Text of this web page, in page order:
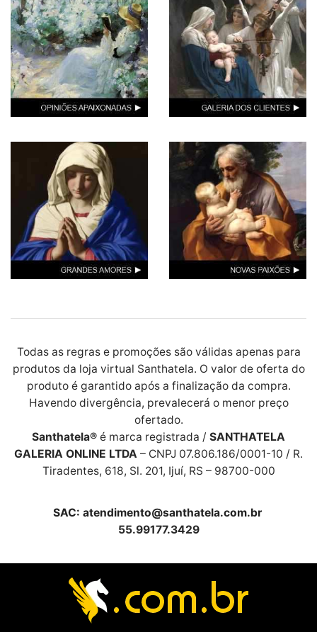
Todas as regras e promoções são válidas apenas para
produtos da loja virtual Santhatela. O valor de oferta do
produto é garantido após a finalização da compra.
Havendo divergência, prevalecerá o menor preço
ofertado.
Santhatela® é marca registrada / SANTHATELA
GALERIA ONLINE LTDA – CNPJ 07.806.186/0001-10 / R.
Tiradentes, 618, Sl. 201, Ijuí, RS – 98700-000
SAC: atendimento@santhatela.com.br
55.99177.3429